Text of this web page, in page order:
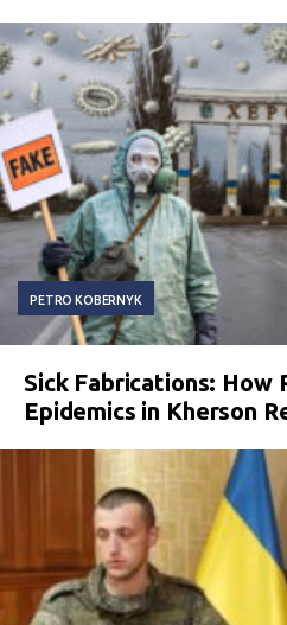
PETRO KOBERNYK
Sick Fabrications: How
Epidemics in Kherson